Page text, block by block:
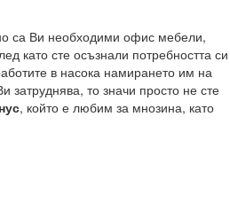
са Ви необходими офис мебели,
като сте осъзнали потребността си
в насока намирането им на
затруднява, то значи просто не сте
, който е любим за мнозина, като